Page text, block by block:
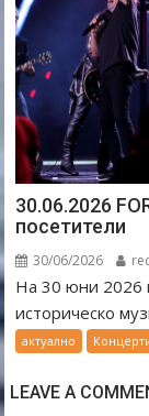
30.06.2026
посетители
30/06/2026
На 30 юни 2026
историческо
актуално
LEAVE A